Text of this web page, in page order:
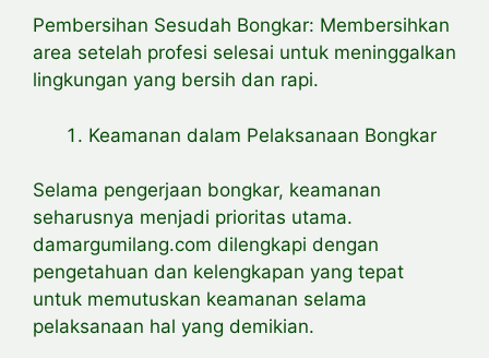
Pembersihan Sesudah Bongkar: Membersihkan
area setelah profesi selesai untuk meninggalkan
lingkungan yang bersih dan rapi.
Keamanan dalam Pelaksanaan Bongkar
Selama pengerjaan bongkar, keamanan
seharusnya menjadi prioritas utama.
damargumilang.com dilengkapi dengan
pengetahuan dan kelengkapan yang tepat
untuk memutuskan keamanan selama
pelaksanaan hal yang demikian.